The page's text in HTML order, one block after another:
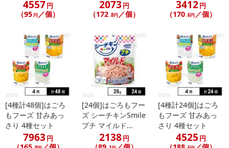
4557円
（95 円／個）
2073円
（172.8円 ／個）
3412円
（170.6円 ／個）
[4種計48個]はごろ
もフーズ 甘みあっ
さり 4種セット
7963円
[24個]はごろもフー
ズ シーチキンSmile
プチ マイルド...
2138円
[4種計24個]はごろ
もフーズ 甘みあっ
さり 4種セット
4525 円